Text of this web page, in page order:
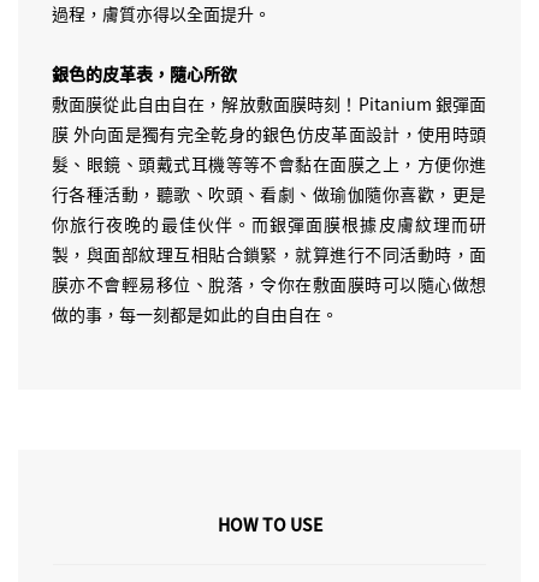
過程，膚質亦得以全面提升。
銀色的皮革表，隨心所欲
敷面膜從此自由自在，解放敷面膜時刻！Pitanium 銀彈面
膜 外向面是獨有完全乾身的銀色仿皮革面設計，使用時頭
髮、眼鏡、頭戴式耳機等等不會黏在面膜之上，方便你進
行各種活動，聽歌、吹頭、看劇、做瑜伽隨你喜歡，更是
你旅行夜晚的最佳伙伴。而銀彈面膜根據皮膚紋理而研
製，與面部紋理互相貼合鎖緊，就算進行不同活動時，面
膜亦不會輕易移位、脫落，令你在敷面膜時可以隨心做想
做的事，每一刻都是如此的自由自在。
HOW TO USE